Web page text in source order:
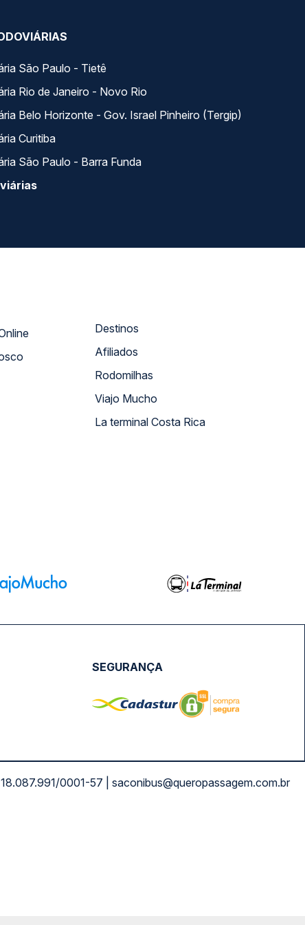
São Paulo - Tietê
Rio de Janeiro - Novo Rio
Belo Horizonte - Gov. Israel Pinheiro (Tergip)
Curitiba
São Paulo - Barra Funda
Online
Destinos
Afiliados
Rodomilhas
Viajo Mucho
La terminal Costa Rica
SEGURANÇA
0001-57 | saconibus@queropassagem.com.br